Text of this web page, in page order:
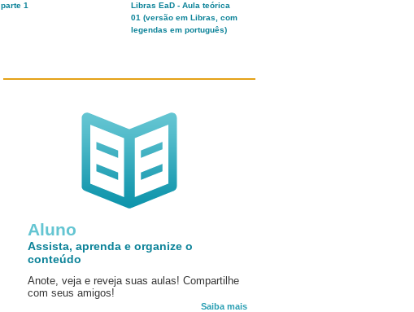
parte 1
Libras EaD - Aula teórica
01 (versão em Libras, com
legendas em português)
Aluno
Assista, aprenda e organize o
conteúdo
Anote, veja e reveja suas aulas! Compartilhe
com seus amigos!
Saiba mais